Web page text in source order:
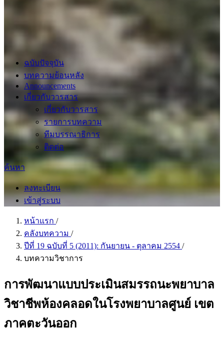
ฉบับปัจจุบัน
บทความย้อนหลัง
Announcements
เกี่ยวกับวารสาร
เกี่ยวกับวารสาร
รายการบทความ
ทีมบรรณาธิการ
ติดต่อ
ค้นหา
ลงทะเบียน
เข้าสู่ระบบ
หน้าแรก /
คลังบทความ /
ปีที่ 19 ฉบับที่ 5 (2011): กันยายน - ตุลาคม 2554 /
บทความวิชาการ
การพัฒนาแบบประเมินสมรรถนะพยาบาล
วิชาชีพห้องคลอดในโรงพยาบาลศูนย์ เขต
ภาคตะวันออก